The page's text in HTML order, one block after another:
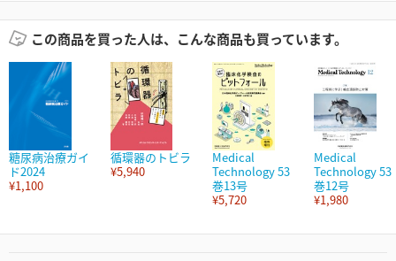
この商品を買った人は、こんな商品も買っています。
糖尿病治療ガイ
ド2024
¥1,100
循環器のトビラ
¥5,940
Medical
Technology 53
巻13号
¥5,720
Medical
Technology 53
巻12号
¥1,980